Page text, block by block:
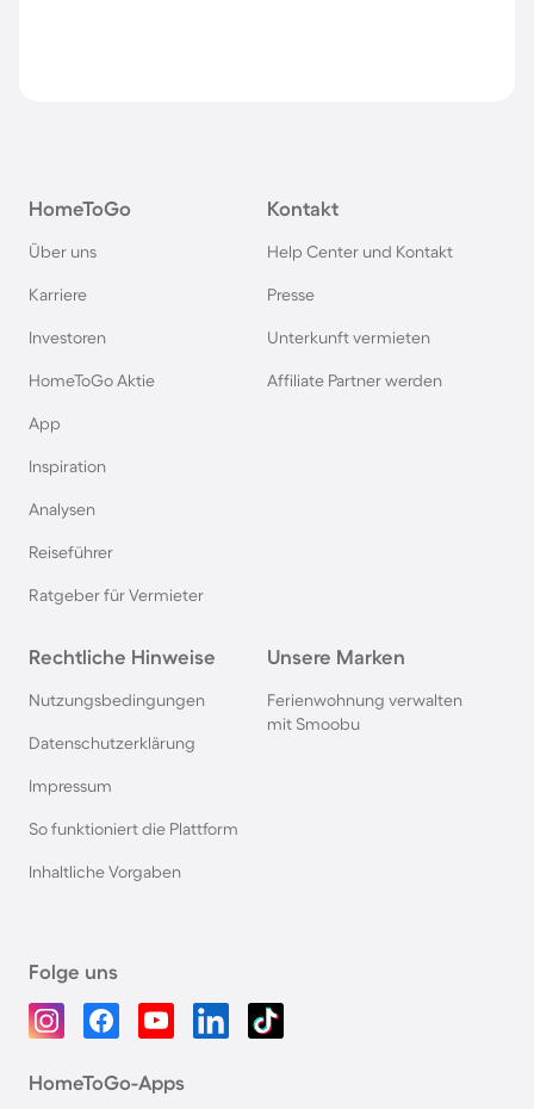
HomeToGo
Über uns
Karriere
Investoren
HomeToGo Aktie
App
Inspiration
Analysen
Reiseführer
Ratgeber für Vermieter
Kontakt
Help Center und Kontakt
Presse
Unterkunft vermieten
Affiliate Partner werden
Rechtliche Hinweise
Nutzungsbedingungen
Datenschutzerklärung
Impressum
So funktioniert die Plattform
Inhaltliche Vorgaben
Unsere Marken
Ferienwohnung verwalten
mit Smoobu
Folge uns
HomeToGo-Apps